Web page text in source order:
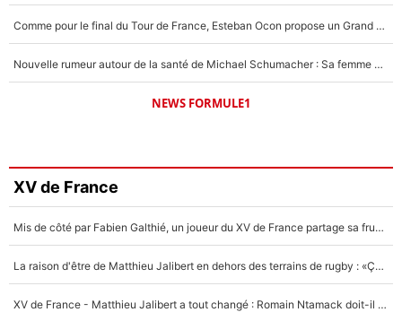
Comme pour le final du Tour de France, Esteban Ocon propose un Grand Prix de Formule 1 à Paris : «Autour de l’Arc de Triomphe, ce serait génial» !
Nouvelle rumeur autour de la santé de Michael Schumacher : Sa femme Corinna sort du silence
NEWS FORMULE1
XV de France
Mis de côté par Fabien Galthié, un joueur du XV de France partage sa frustration : «ils ne me l’ont pas dit tout de suite»
La raison d'être de Matthieu Jalibert en dehors des terrains de rugby : «Ça m'atteint autant que si tu touches à un membre de ma famille»
XV de France - Matthieu Jalibert a tout changé : Romain Ntamack doit-il s’inquiéter pour sa place à un an de la Coupe du monde ?